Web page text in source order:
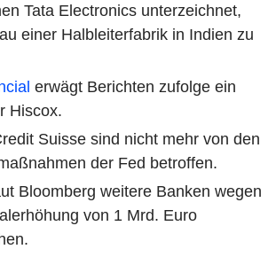
Tata Electronics unterzeichnet,
einer Halbleiterfabrik in Indien zu
erwägt Berichten zufolge ein
Hiscox.
Suisse sind nicht mehr von den
der Fed betroffen.
Bloomberg weitere Banken wegen
von 1 Mrd. Euro